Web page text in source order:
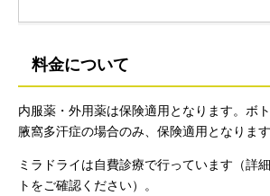
料金について
内服薬・外用薬は保険適用となります。ボ
腋窩多汗症の場合のみ、保険適用となります
ミラドライは自費診療で行っています（詳
トをご確認ください）。